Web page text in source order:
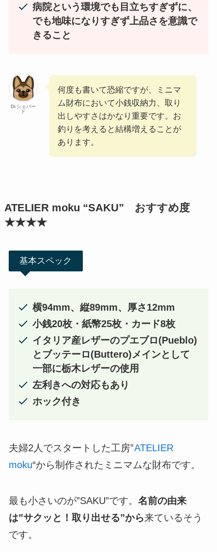
病院という環境でも目立ちすぎずに、
でも地味になりすぎず上品さを意識で
きること
Dr.シェパー
ド
何度も書いて恐縮ですが、ミニマ
ム財布において小銭収納力、取り
出しやすさはかなり重要です。お
釣りを考えると結構増えることが
あります。
ATELIER moku “SAKU” おすすめ度
★★★★
基本スペック
横94mm、縦89mm、厚さ12mm
小銭20枚・紙幣25枚・カード8枚
イタリア産レザーのプエブロ(Pueblo)
とブッテーロ(Buttero)メインとして
一部に栃木レザーの使用
左利きへの対応もあり
ホック付き
夫婦2人でスタートした工房”ATELIER
moku“から制作されたミニマムな財布です。
最も小さいのが”SAKU”です。 名前の由来
は”サクッと！取り出せる”から来ているそう
です。